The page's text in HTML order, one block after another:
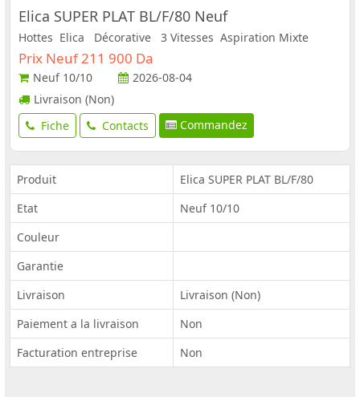
Elica SUPER PLAT BL/F/80 Neuf
Hottes Elica Décorative 3 Vitesses Aspiration Mixte
Prix Neuf 211 900 Da
Neuf 10/10
2026-08-04
Livraison (Non)
Fiche
Contacts Commandez
Produit
Elica SUPER PLAT BL/F/80
Etat
Neuf 10/10
Couleur
Garantie
Livraison
Livraison (Non)
Paiement a la livraison
Non
Facturation entreprise
Non